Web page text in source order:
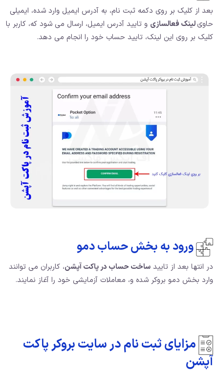
بعد از کلیک بر روی دکمه ثبت نام، به آدرس ایمیل وارد شده، ایمیلی
حاویلینک فعالسازی و تایید آدرس ایمیل، ارسال می شود که، کاربر با
کلیک بر روی این لینک، تایید حساب خود را انجام می دهد.
ورود به بخش حساب دمو
در انتها بعد از تایید ساخت حساب در پاکت آپشن، کاربران می توانند
وارد بخش دمو بروکر شده و، معاملات آزمایشی خود را آغاز نمایند.
مزایای ثبت نام در سایت بروکر پاکت
آپشن